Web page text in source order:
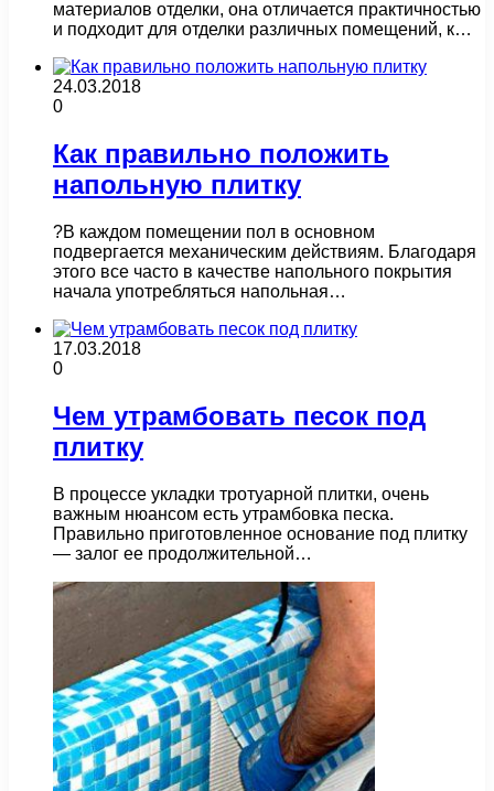
материалов отделки, она отличается практичностью
и подходит для отделки различных помещений, к…
24.03.2018
0
Как правильно положить
напольную плитку
?В каждом помещении пол в основном
подвергается механическим действиям. Благодаря
этого все часто в качестве напольного покрытия
начала употребляться напольная…
17.03.2018
0
Чем утрамбовать песок под
плитку
В процессе укладки тротуарной плитки, очень
важным нюансом есть утрамбовка песка.
Правильно приготовленное основание под плитку
— залог ее продолжительной…